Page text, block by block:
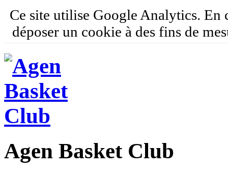
Ce site utilise Google Analytics. En
déposer un cookie à des fins de
Agen Basket Club